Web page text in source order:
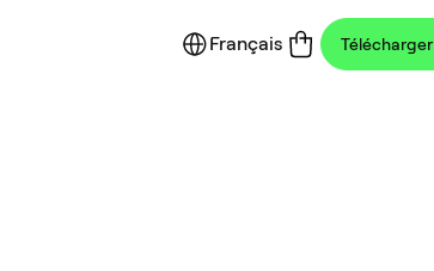
Français Télécharger